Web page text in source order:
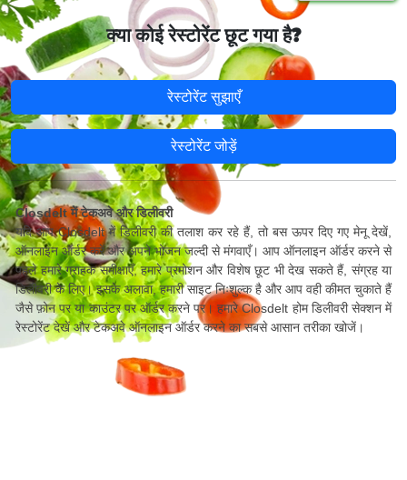
क्या कोई रेस्टोरेंट छूट गया है?
रेस्टोरेंट सुझाएँ
रेस्टोरेंट जोड़ें
Closdelt में टेकअवे और डिलीवरी
यदि आप Closdelt में डिलीवरी की तलाश कर रहे हैं, तो बस ऊपर दिए गए मेनू देखें,
ऑनलाइन ऑर्डर करें और अपने भोजन जल्दी से मंगवाएँ। आप ऑनलाइन ऑर्डर करने से
पहले हमारे ग्राहक समीक्षाएँ, हमारे प्रमोशन और विशेष छूट भी देख सकते हैं, संग्रह या
डिलीवरी के लिए। इसके अलावा, हमारी साइट निःशुल्क है और आप वही कीमत चुकाते हैं
जैसे फ़ोन पर या काउंटर पर ऑर्डर करने पर। हमारे Closdelt होम डिलीवरी सेक्शन में
रेस्टोरेंट देखें और टेकअवे ऑनलाइन ऑर्डर करने का सबसे आसान तरीका खोजें।